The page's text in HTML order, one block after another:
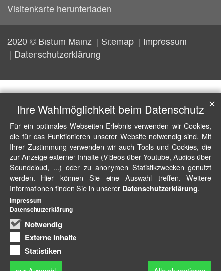
Visitenkarte herunterladen
2020 © Bistum Mainz Sitemap
Impressum
Datenschutzerklärung
Ihre Wahlmöglichkeit beim Datenschutz
Für ein optimales Webseiten-Erlebnis verwenden wir Cookies,
die für das Funktionieren unserer Website notwendig sind. Mit
Ihrer Zustimmung verwenden wir auch Tools und Cookies, die
zur Anzeige externer Inhalte (Videos über Youtube, Audios über
Soundcloud, ...) oder zu anonymen Statistikzwecken genutzt
werden. Hier können Sie eine Auswahl treffen. Weitere
Informationen finden Sie in unserer Datenschutzerklärung.
Notwendig
Externe Inhalte
Statistiken
✕
Impressum
Datenschutzerklärung